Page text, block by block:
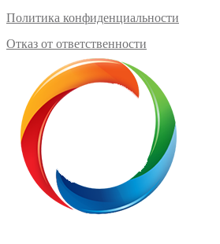
Политика конфиденциальности
Отказ от ответственности